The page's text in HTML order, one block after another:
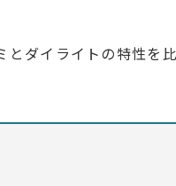
ダイライトの特性を